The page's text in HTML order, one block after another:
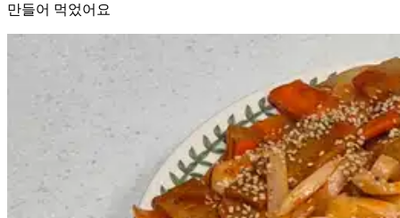
만들어 먹었어요